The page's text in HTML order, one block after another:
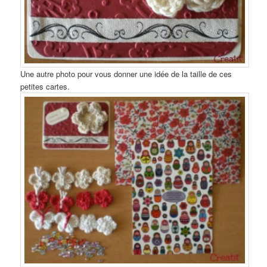
Une autre photo pour vous donner une idée de la taille de ces
petites cartes.